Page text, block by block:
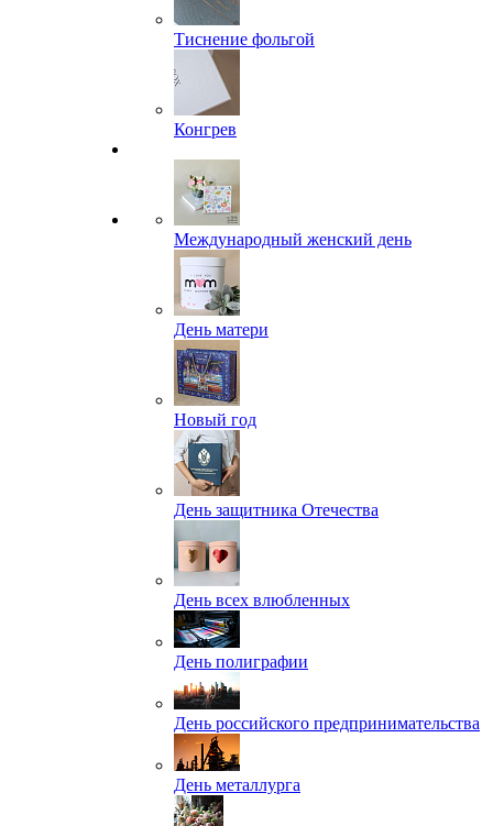
Тиснение фольгой
Конгрев
Международный женский день
День матери
Новый год
День защитника Отечества
День всех влюбленных
День полиграфии
День российского предпринимательства
День металлурга